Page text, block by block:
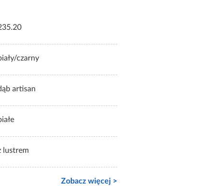
czarny
artisan
lustrem
Zobacz więcej >